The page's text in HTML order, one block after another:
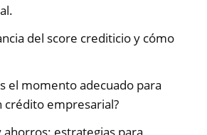
del score crediticio y cómo
el momento adecuado para
crédito empresarial?
ahorros: estrategias para